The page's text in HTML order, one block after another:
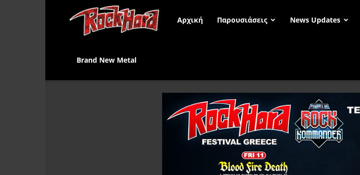
Rock
Αρχική Παρουσιάσεις News Updates
Brand New Metal